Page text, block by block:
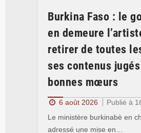
Burkina Faso : le
en demeure
retirer de toutes
ses contenus
bonnes mœurs
6 août 2026
Publié à
Le ministère burkinabè en
adressé une mise en…